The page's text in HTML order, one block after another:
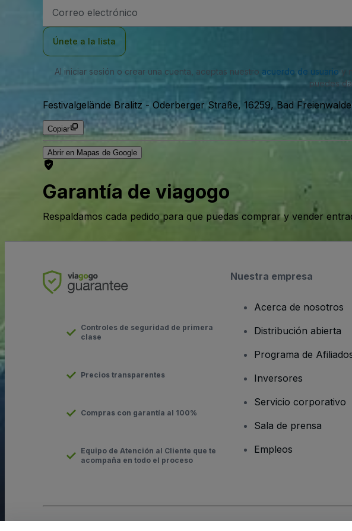
de
Únete a la lista
Al iniciar sesión o crear una cuenta, aceptas nuestro acuerdo de usuarioy
puedes
Festivalgelände Bralitz - Oderberger Straße, 16259, Bad
Copiar
Abrir en Mapas de Google
Garantía de viagogo
Respaldamos cada pedido para que puedas comprar y vender
Controles de seguridad de primera
clase
Precios transparentes
Compras con garantía al 100%
Equipo de Atención al Cliente que te
acompaña en todo el proceso
Nuestra empresa
Acerca de nosotros
Distribución abierta
Programa de
Inversores
Servicio corporativo
Sala de prensa
Empleos